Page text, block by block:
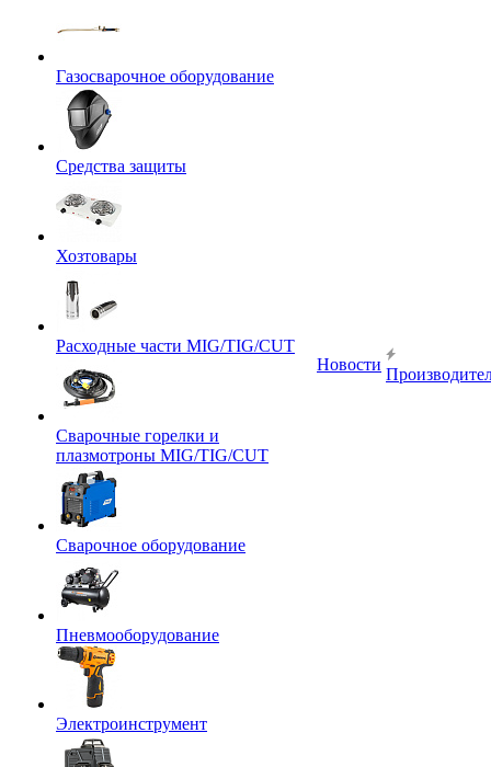
Газосварочное оборудование
Средства защиты
Хозтовары
Расходные части MIG/TIG/CUT
Сварочные горелки и
плазмотроны MIG/TIG/CUT
Сварочное оборудование
Пневмооборудование
Электроинструмент
Новости